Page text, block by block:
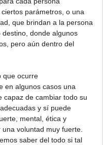
parámetros, o una
que brindan a la persona
donde algunos
pero aún dentro del
que ocurre
en algunos casos una
capaz de cambiar todo su
y sí puede
mental, ética y
voluntad muy fuerte.
saber del todo si tal